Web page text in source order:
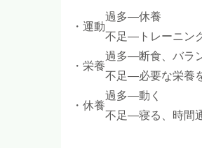
・運動
過多―休養
不足―トレーニン
・栄養
過多―断食、バラ
不足―必要な栄養
・休養
過多―動く
不足―寝る、時間